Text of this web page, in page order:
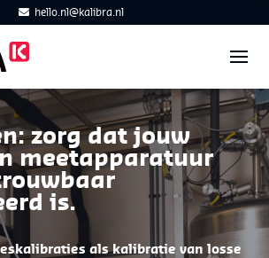
hello.nl@kalibra.nl
zorg dat jouw
meetapparatuur
is.
als kalibratie van losse